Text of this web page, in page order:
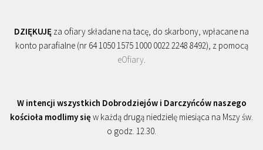
DZIĘKUJĘ za ofiary składane na tacę, do skarbony, wpłacane na
konto parafialne (nr 64 1050 1575 1000 0022 2248 8492), z pomocą
eOfiary
W intencji wszystkich Dobrodziejów i Darczyńców naszego
kościoła modlimy się w każdą drugą niedzielę miesiąca na Mszy św.
o godz. 12.30.